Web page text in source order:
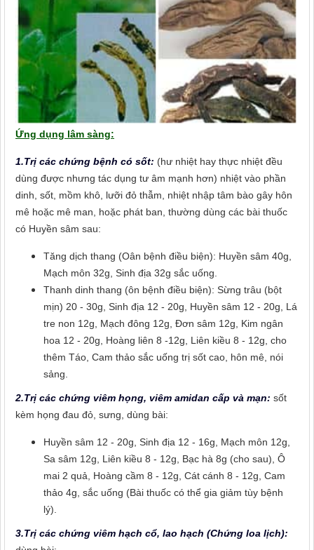
Ứng dụng lâm sàng:
1.Trị các chứng bệnh có sốt: (hư nhiệt hay thực nhiệt đều
dùng được nhưng tác dụng tư âm mạnh hơn) nhiệt vào phần
dinh, sốt, mồm khô, lưỡi đỏ thẫm, nhiệt nhập tâm bào gây hôn
mê hoặc mê man, hoặc phát ban, thường dùng các bài thuốc
có Huyền sâm sau:
Tăng dịch thang (Oân bệnh điều biện): Huyền sâm 40g,
Mạch môn 32g, Sinh địa 32g sắc uống.
Thanh dinh thang (ôn bệnh điều biện): Sừng trâu (bột
mịn) 20 - 30g, Sinh địa 12 - 20g, Huyền sâm 12 - 20g, Lá
tre non 12g, Mạch đông 12g, Đơn sâm 12g, Kim ngân
hoa 12 - 20g, Hoàng liên 8 -12g, Liên kiều 8 - 12g, cho
thêm Táo, Cam thảo sắc uống trị sốt cao, hôn mê, nói
sảng.
2.Trị các chứng viêm họng, viêm amidan cấp và mạn: sốt
kèm họng đau đỏ, sưng, dùng bài:
Huyền sâm 12 - 20g, Sinh địa 12 - 16g, Mạch môn 12g,
Sa sâm 12g, Liên kiều 8 - 12g, Bạc hà 8g (cho sau), Ô
mai 2 quả, Hoàng cầm 8 - 12g, Cát cánh 8 - 12g, Cam
thảo 4g, sắc uống (Bài thuốc có thể gia giảm tùy bệnh
lý).
3.Trị các chứng viêm hạch cổ, lao hạch (Chứng loa lịch):